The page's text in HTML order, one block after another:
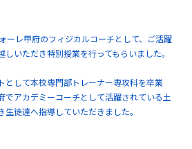
ーレ甲府のフィジカルコーチとして、ご活躍
いただき特別授業を行ってもらいました。
として本校専門部トレーナー専攻科を卒業
でアカデミーコーチとして活躍されている土
徒達へ指導していただきました。